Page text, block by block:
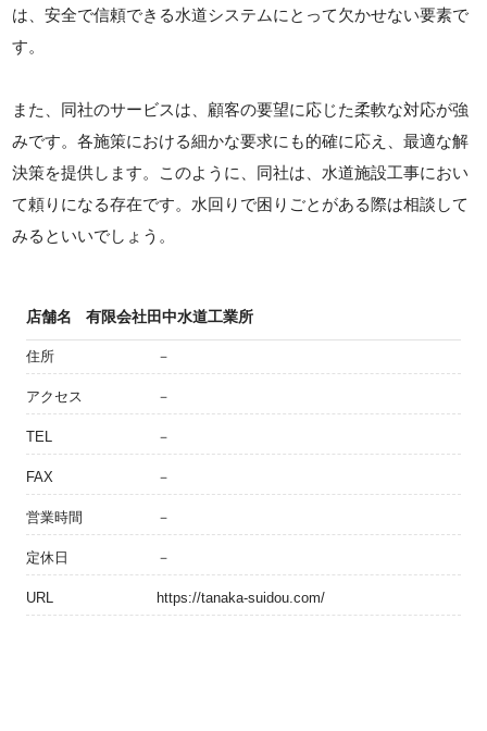
は、安全で信頼できる水道システムにとって欠かせない要素で
す。
また、同社のサービスは、顧客の要望に応じた柔軟な対応が強
みです。各施策における細かな要求にも的確に応え、最適な解
決策を提供します。このように、同社は、水道施設工事におい
て頼りになる存在です。水回りで困りごとがある際は相談して
みるといいでしょう。
店舗名 有限会社田中水道工業所
住所 －
アクセス －
TEL －
FAX －
営業時間 －
定休日 －
URL https://tanaka-suidou.com/